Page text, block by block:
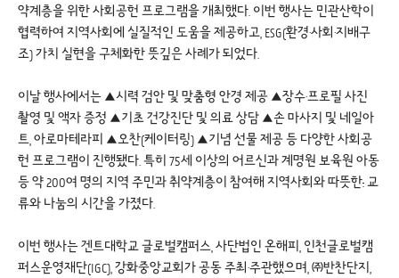
약계층을 위한 사회공헌 프로그램을 개최했다. 이번 행사는 민관산학이
협력하여 지역사회에 실질적인 도움을 제공하고, ESG(환경·사회·지배구
조) 가치 실현을 구체화한 뜻깊은 사례가 되었다.
이날 행사에서는 ▲시력 검안 및 맞춤형 안경 제공 ▲장수·프로필 사진
촬영 및 액자 증정 ▲기초 건강진단 및 의료 상담 ▲손 마사지 및 네일아
트, 아로마테라피 ▲오찬(케이터링) ▲기념 선물 제공 등 다양한 사회공
헌 프로그램이 진행됐다. 특히 75세 이상의 어르신과 계명원 보육원 아동
등 약 200여 명의 지역 주민과 취약계층이 참여해 지역사회와 따뜻한.교
류와 나눔의 시간을 가졌다.
이번 행사는 겐트대학교 글로벌캠퍼스, 사단법인 온해피, 인천글로벌캠
퍼스운영재단(IGC), 강화중앙교회가 공동 주최·주관했으며, ㈜반찬단지,